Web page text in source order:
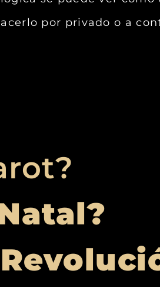
por privado o a